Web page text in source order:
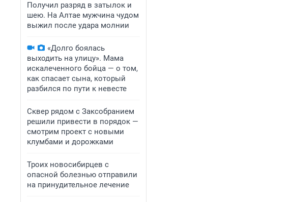
Получил разряд в затылок и
шею. На Алтае мужчина чудом
выжил после удара молнии
«Долго боялась
выходить на улицу». Мама
искалеченного бойца — о том,
как спасает сына, который
разбился по пути к невесте
Сквер рядом с Заксобранием
решили привести в порядок —
смотрим проект с новыми
клумбами и дорожками
Троих новосибирцев с
опасной болезнью отправили
на принудительное лечение